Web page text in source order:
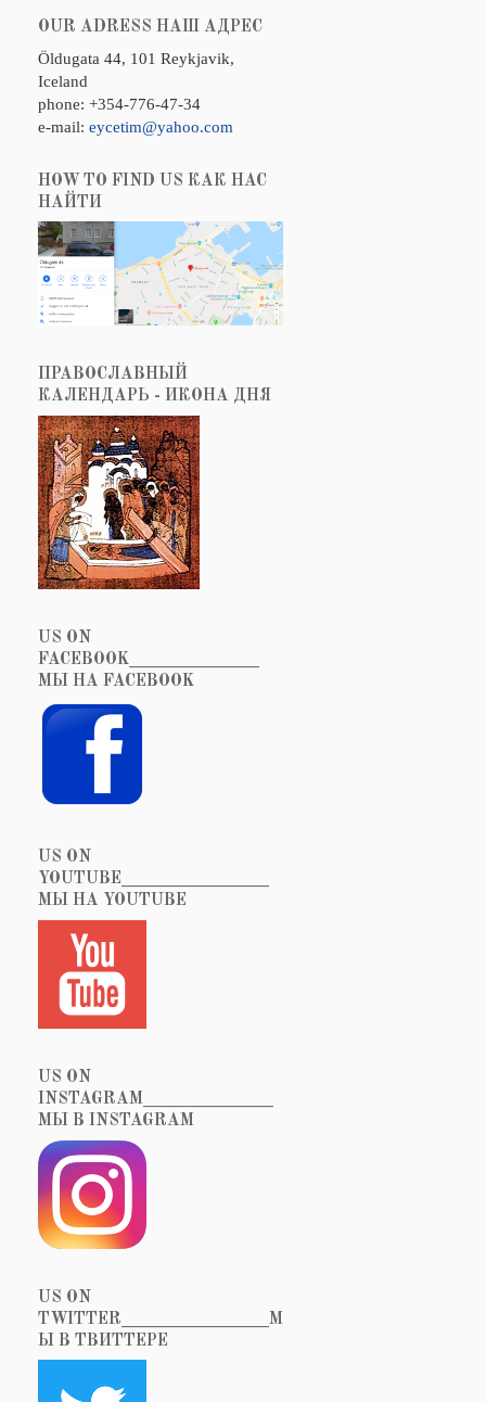
OUR ADRESS НАШ АДРЕС
Öldugata 44, 101 Reykjavik,
Iceland
phone: +354-776-47-34
e-mail: eycetim@yahoo.com
HOW TO FIND US КАК НАС
НАЙТИ
ПРАВОСЛАВНЫЙ
КАЛЕНДАРЬ - ИКОНА ДНЯ
US ON
FACEBOOK_______________
МЫ НА FACEBOOK
US ON
YOUTUBE_________________
МЫ НА YOUTUBE
US ON
INSTAGRAM_______________
МЫ В INSTAGRAM
US ON
TWITTER_________________М
Ы В ТВИТТЕРЕ